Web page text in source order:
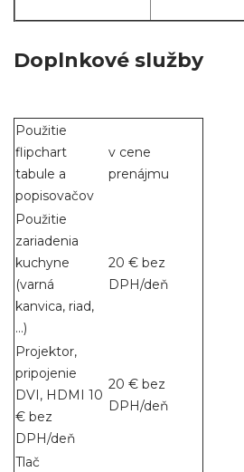
Doplnkové služby
Použitie
flipchart
tabule a
popisovačov
v cene
prenájmu
Použitie
zariadenia
kuchyne
(varná
kanvica, riad,
...)
20 € bez
DPH/deň
Projektor,
pripojenie
DVI, HDMI 10
€ bez
DPH/deň
20 € bez
DPH/deň
Tlač